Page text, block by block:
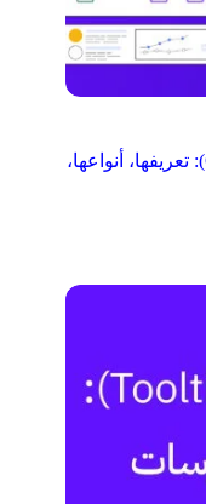
الهياكل التنظيمية (Organizational Structures): تعريفها، أنواعها،